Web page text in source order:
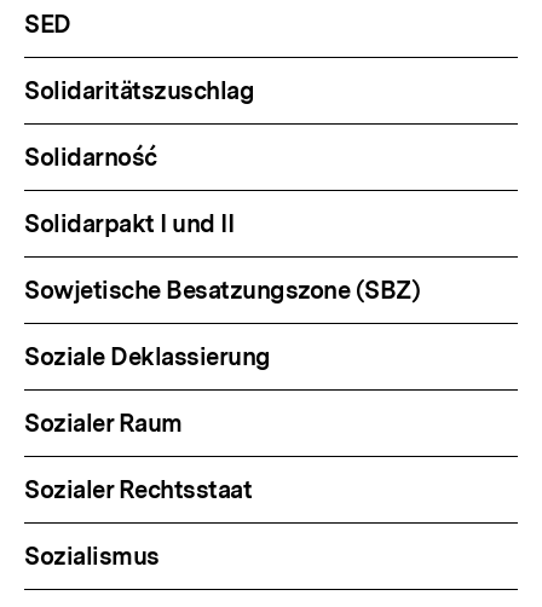
SED
Solidaritätszuschlag
Solidarność
Solidarpakt I und II
Sowjetische Besatzungszone (SBZ)
Soziale Deklassierung
Sozialer Raum
Sozialer Rechtsstaat
Sozialismus